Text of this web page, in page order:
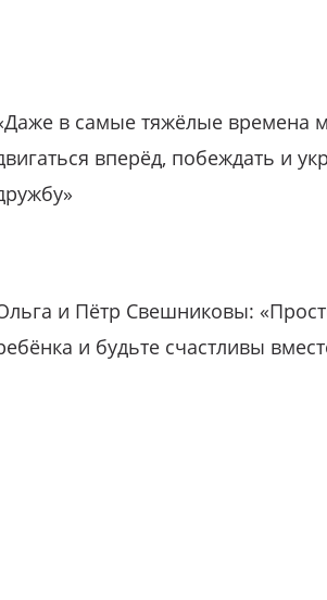
в самые тяжёлые времена
вперёд, побеждать и
и Пётр Свешниковы:
и будьте счастливы